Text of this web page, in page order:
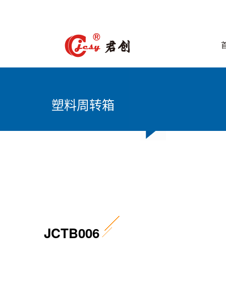
塑料周转箱
JCTB006